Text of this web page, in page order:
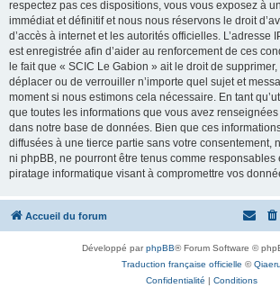
respectez pas ces dispositions, vous vous exposez à
immédiat et définitif et nous nous réservons le droit
d’accès à internet et les autorités officielles. L’adresse
est enregistrée afin d’aider au renforcement de ces
le fait que « SCIC Le Gabion » ait le droit de
déplacer ou de verrouiller n’importe quel sujet et
moment si nous estimons cela nécessaire. En tant
que toutes les informations que vous avez
dans notre base de données. Bien que ces
diffusées à une tierce partie sans votre consentement,
ni phpBB, ne pourront être tenus comme responsables
piratage informatique visant à compromettre vos
Accueil du forum
Développé parphpBB® Forum Software ©
Traduction française officielle ©Qiaeru
Confidentialité | Conditions